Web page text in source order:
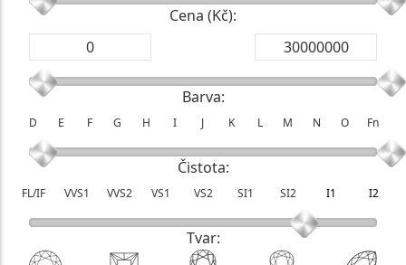
Cena (Kč):
Barva:
D E F G H I J K L M N O Fn
Čistota:
FL/IF VVS1 VVS2 VS1 VS2 SI1 SI2 I1 I2
Tvar: